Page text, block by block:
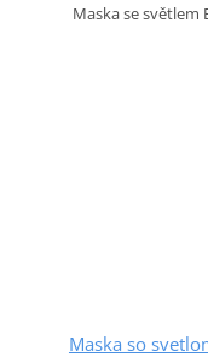
Maska se světlem
Maska so